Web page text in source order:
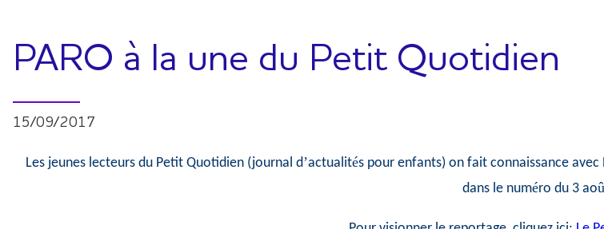
PARO à la une du Petit Quotidien
15/09/2017
Les jeunes lecteurs du Petit Quotidien (journal d’actualités pour enfants) on fait connaissance
dans le numéro du 3 aoû